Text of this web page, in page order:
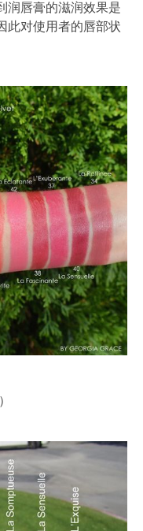
润唇膏的滋润效果是
此对使用者的唇部状